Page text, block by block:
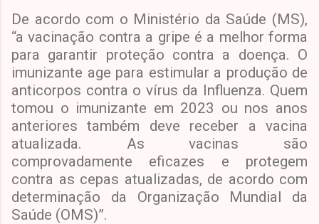
De acordo com o Ministério da Saúde (MS),
“a vacinação contra a gripe é a melhor forma
para garantir proteção contra a doença. O
imunizante age para estimular a produção de
anticorpos contra o vírus da Influenza. Quem
tomou o imunizante em 2023 ou nos anos
anteriores também deve receber a vacina
atualizada. As vacinas são
comprovadamente eficazes e protegem
contra as cepas atualizadas, de acordo com
determinação da Organização Mundial da
Saúde (OMS)”.